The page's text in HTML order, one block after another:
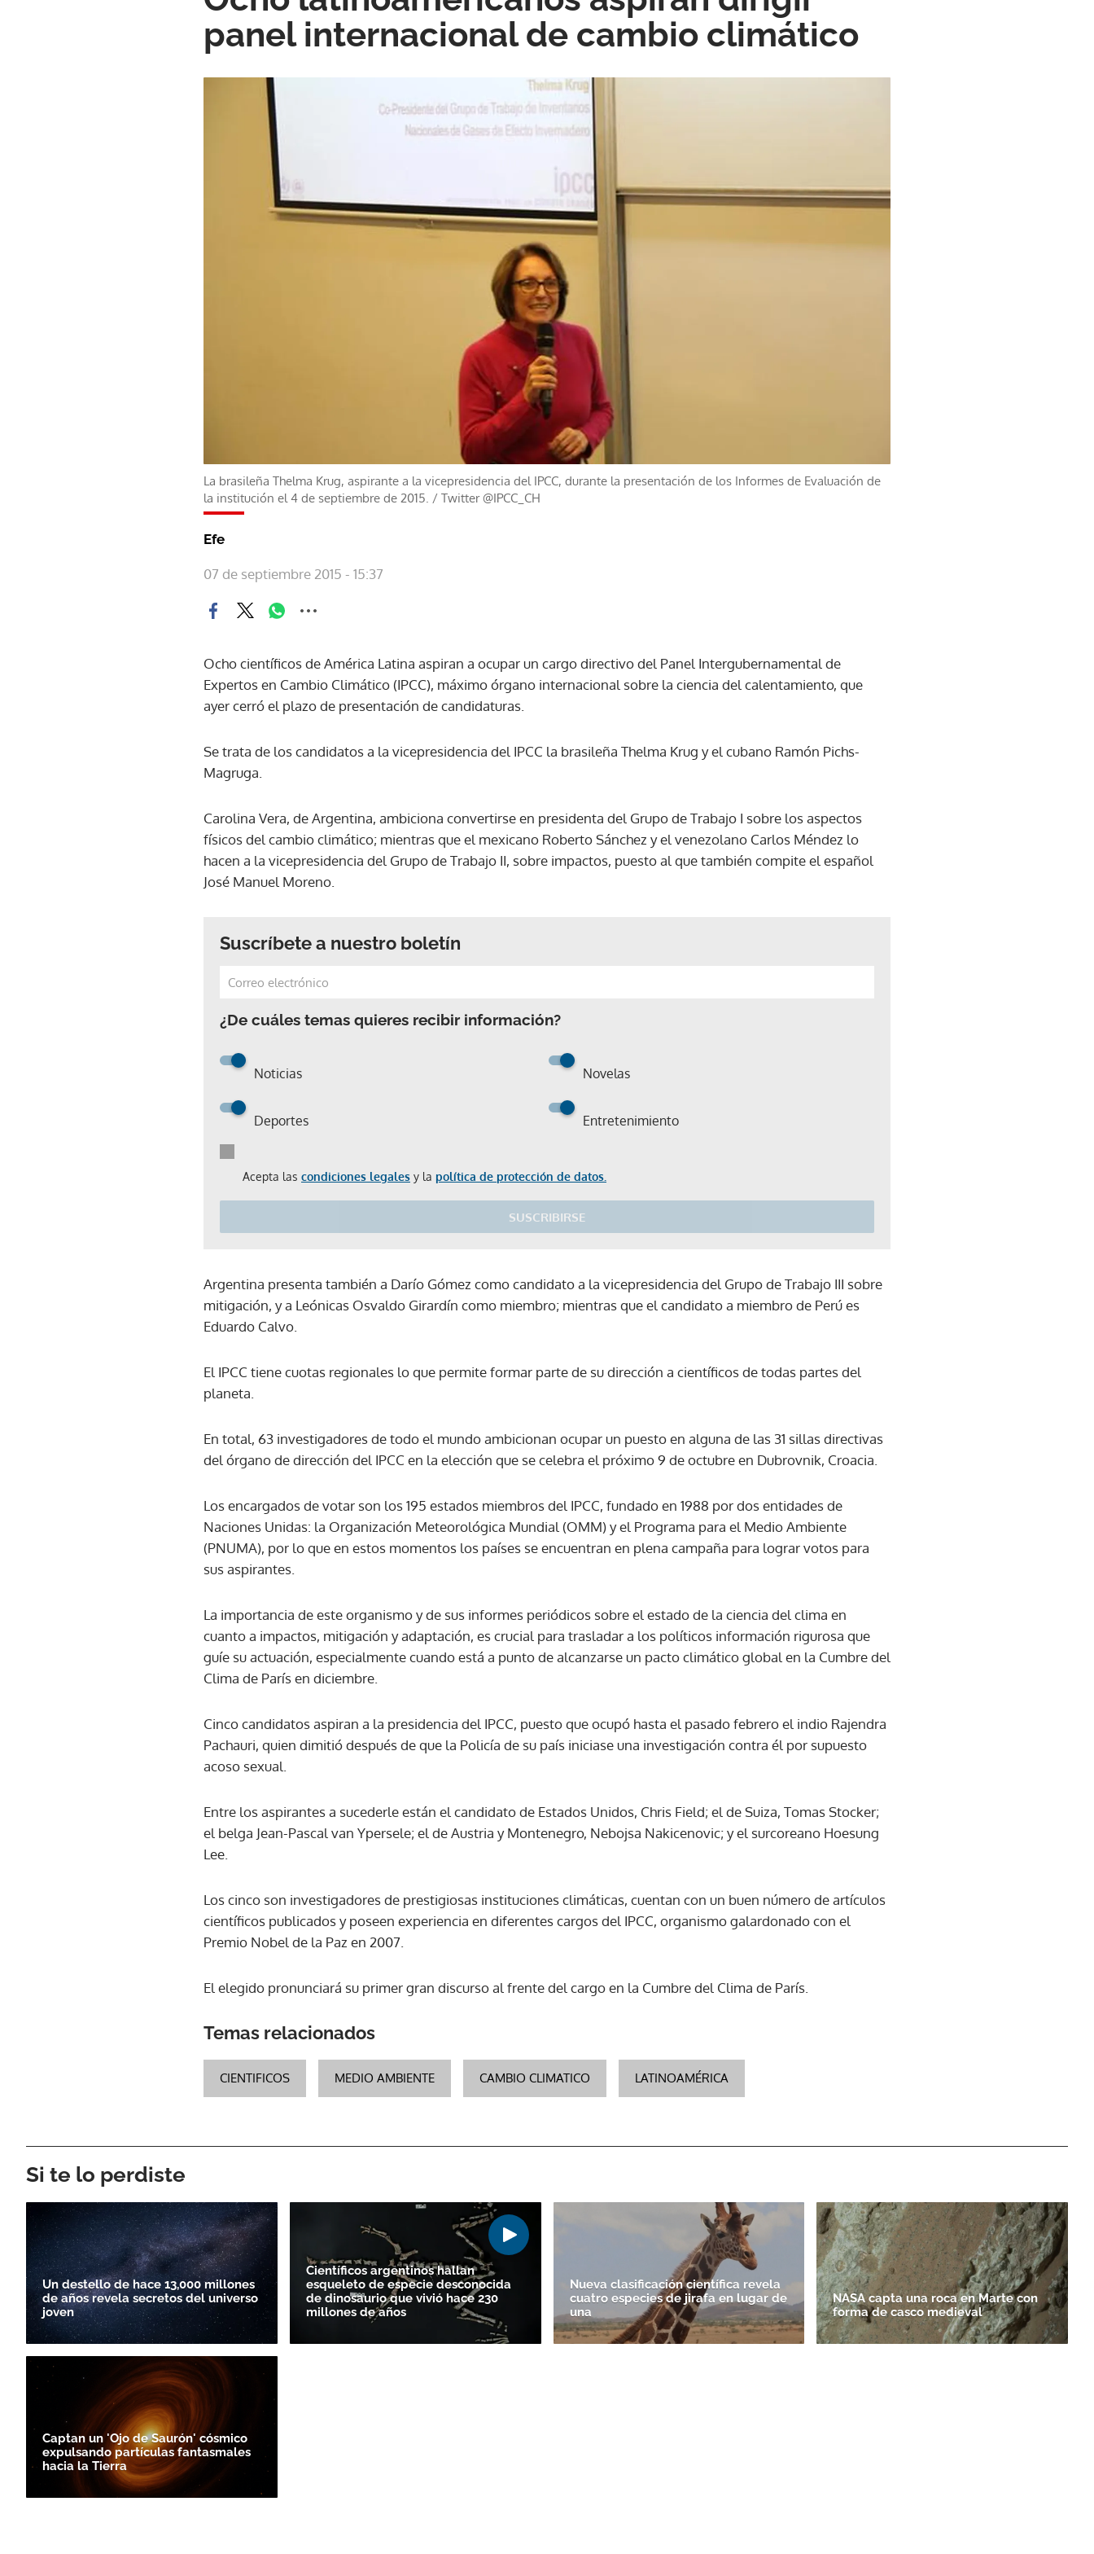
panel internacional de cambio climático
La brasileña Thelma Krug, aspirante a la vicepresidencia del IPCC, durante la presentación de los Informes de Evaluación de
la institución el 4 de septiembre de 2015. / Twitter @IPCC_CH
Efe
07 de septiembre 2015 - 15:37
Ocho científicos de América Latina aspiran a ocupar un cargo directivo del Panel Intergubernamental de
Expertos en Cambio Climático (IPCC), máximo órgano internacional sobre la ciencia del calentamiento, que
ayer cerró el plazo de presentación de candidaturas.
Se trata de los candidatos a la vicepresidencia del IPCC la brasileña Thelma Krug y el cubano Ramón Pichs-
Magruga.
Carolina Vera, de Argentina, ambiciona convertirse en presidenta del Grupo de Trabajo I sobre los aspectos
físicos del cambio climático; mientras que el mexicano Roberto Sánchez y el venezolano Carlos Méndez lo
hacen a la vicepresidencia del Grupo de Trabajo II, sobre impactos, puesto al que también compite el español
José Manuel Moreno.
Suscríbete a nuestro boletín
¿De cuáles temas quieres recibir información?
Noticias Novelas
Deportes Entretenimiento
Acepta las condiciones legales y la política de protección de datos.
SUSCRIBIRSE
Gracias por suscribirte a nuestro boletín.
ACEPTAR
Argentina presenta también a Darío Gómez como candidato a la vicepresidencia del Grupo de Trabajo III sobre
mitigación, y a Leónicas Osvaldo Girardín como miembro; mientras que el candidato a miembro de Perú es
Eduardo Calvo.
El IPCC tiene cuotas regionales lo que permite formar parte de su dirección a científicos de todas partes del
planeta.
En total, 63 investigadores de todo el mundo ambicionan ocupar un puesto en alguna de las 31 sillas directivas
del órgano de dirección del IPCC en la elección que se celebra el próximo 9 de octubre en Dubrovnik, Croacia.
Los encargados de votar son los 195 estados miembros del IPCC, fundado en 1988 por dos entidades de
Naciones Unidas: la Organización Meteorológica Mundial (OMM) y el Programa para el Medio Ambiente
(PNUMA), por lo que en estos momentos los países se encuentran en plena campaña para lograr votos para
sus aspirantes.
La importancia de este organismo y de sus informes periódicos sobre el estado de la ciencia del clima en
cuanto a impactos, mitigación y adaptación, es crucial para trasladar a los políticos información rigurosa que
guíe su actuación, especialmente cuando está a punto de alcanzarse un pacto climático global en la Cumbre del
Clima de París en diciembre.
Cinco candidatos aspiran a la presidencia del IPCC, puesto que ocupó hasta el pasado febrero el indio Rajendra
Pachauri, quien dimitió después de que la Policía de su país iniciase una investigación contra él por supuesto
acoso sexual.
Entre los aspirantes a sucederle están el candidato de Estados Unidos, Chris Field; el de Suiza, Tomas Stocker;
el belga Jean-Pascal van Ypersele; el de Austria y Montenegro, Nebojsa Nakicenovic; y el surcoreano Hoesung
Lee.
Los cinco son investigadores de prestigiosas instituciones climáticas, cuentan con un buen número de artículos
científicos publicados y poseen experiencia en diferentes cargos del IPCC, organismo galardonado con el
Premio Nobel de la Paz en 2007.
El elegido pronunciará su primer gran discurso al frente del cargo en la Cumbre del Clima de París.
Temas relacionados
CIENTIFICOS MEDIO AMBIENTE CAMBIO CLIMATICO LATINOAMÉRICA
Si te lo perdiste
Un destello de hace 13,000 millones
de años revela secretos del universo
joven
Científicos argentinos hallan
esqueleto de especie desconocida
de dinosaurio que vivió hace 230
millones de años
Nueva clasificación científica revela
cuatro especies de jirafa en lugar de
una
NASA capta una roca en Marte con
forma de casco medieval
Captan un 'Ojo de Saurón' cósmico
expulsando partículas fantasmales
hacia la Tierra